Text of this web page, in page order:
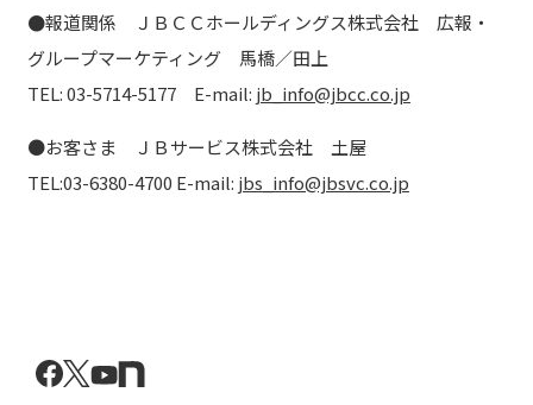
●報道関係 ＪＢＣＣホールディングス株式会社 広報・
グループマーケティング 馬橋／田上
TEL: 03-5714-5177 E-mail: jb_info@jbcc.co.jp
●お客さま ＪＢサービス株式会社 土屋
TEL:03-6380-4700 E-mail: jbs_info@jbsvc.co.jp